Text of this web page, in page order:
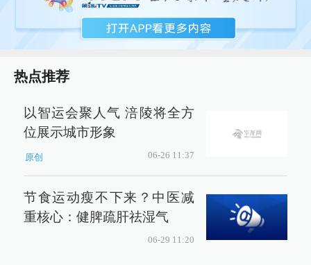
热点推荐
以智运会聚人气 涪陵将全方
位展示城市形象
原创 06-26 11:37
节食运动瘦不下来？中医减
重核心：健脾疏肝祛湿气
06-29 11:20